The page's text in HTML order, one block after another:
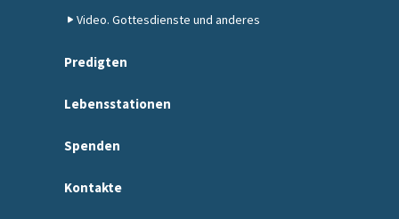
Video. Gottesdienste und anderes
Predigten
Lebensstationen
Spenden
Kontakte